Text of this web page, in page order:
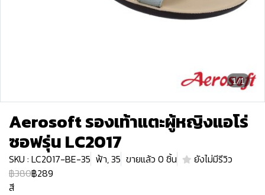
1/1
Aerosoft รองเท้าแตะผู้หญิงแอโร่
ซอฟรุ่น LC2017
SKU : LC2017-BE-35 ฟ้า, 35 ขายแล้ว 0 ชิ้น
ยังไม่มีรีวิว
฿380฿289
สี